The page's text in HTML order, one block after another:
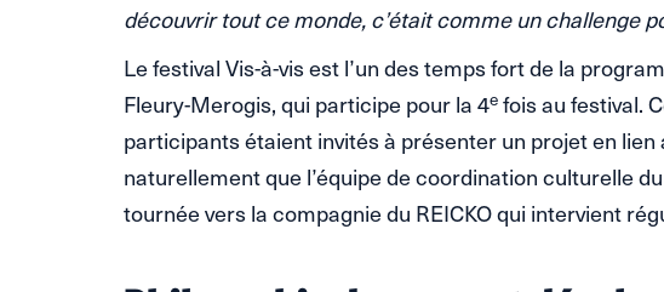
découvrir tout ce monde, c’était comme un challenge
Le festival Vis-à-vis est l’un des temps fort de la
Fleury-Merogis, qui participe pour la 4e fois au festival.
participants étaient invités à présenter un projet en lien
naturellement que l’équipe de coordination culturelle du
tournée vers la compagnie du REICKO qui intervient